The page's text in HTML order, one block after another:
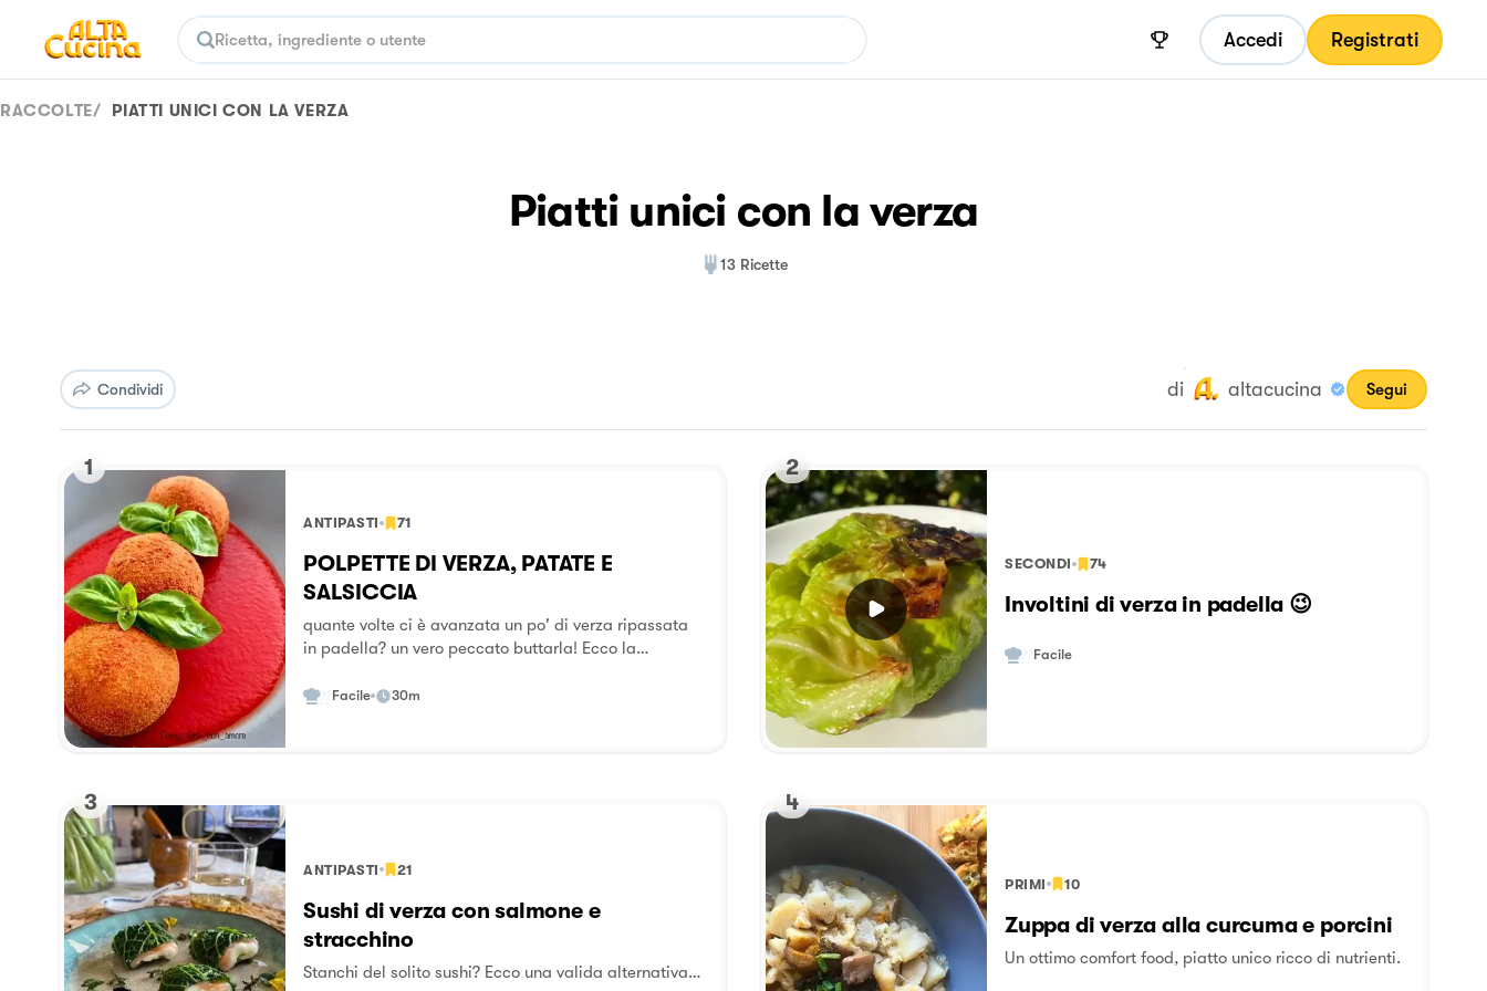
Accedi Registrati
RACCOLTE/ PIATTI UNICI CON LA VERZA
Piatti unici con la verza
13 Ricette
Condividi di altacucina Segui
1
ANTIPASTI 71
POLPETTE DI VERZA, PATATE E
SALSICCIA
quante volte ci è avanzata un po' di verza ripassata
in padella? un vero peccato buttarla! Ecco la
Facile 30m
2
SECONDI 74
Involtini di verza in padella 😉
Facile
3
ANTIPASTI 21
Sushi di verza con salmone e
stracchino
Stanchi del solito sushi? Ecco una valida alternativa…
4
PRIMI 10
Zuppa di verza alla curcuma e porcini
Un ottimo comfort food, piatto unico ricco di nutrienti.